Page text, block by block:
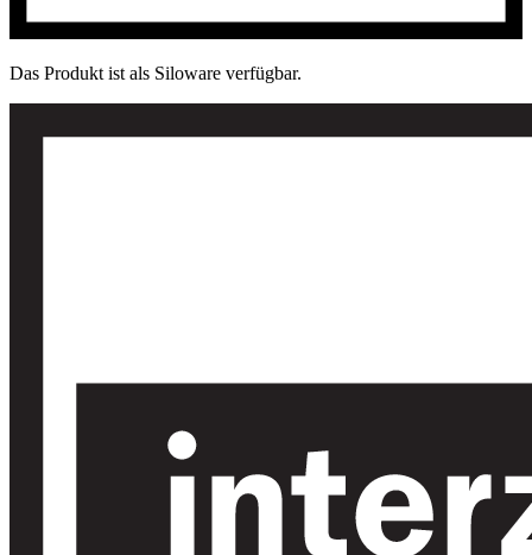
Das Produkt ist als Siloware verfügbar.